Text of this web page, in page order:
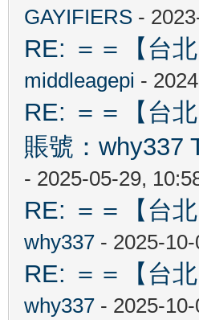
GAYIFIERS -
RE: ＝＝【台
middleagepi -
RE: ＝＝【台
賬號：why337
- 2025-05-29,
RE: ＝＝【台
why337 - 2025-
RE: ＝＝【台
why337 - 2025-